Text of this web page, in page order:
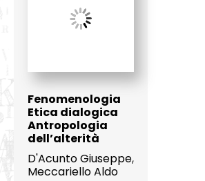
Fenomenologia
Etica dialogica
Antropologia
dell’alterità
D'Acunto Giuseppe,
Meccariello Aldo